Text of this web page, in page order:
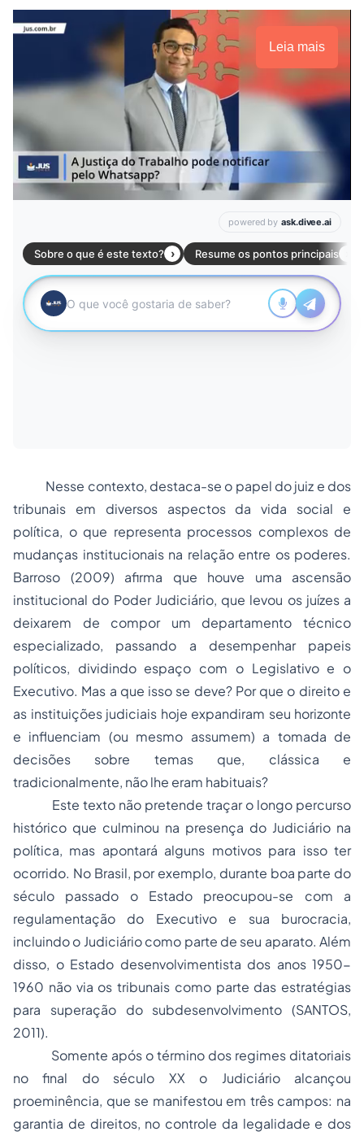
Leia mais
Nesse contexto, destaca-se o papel do juiz e dos
tribunais em diversos aspectos da vida social e
política, o que representa processos complexos de
mudanças institucionais na relação entre os poderes.
Barroso (2009) afirma que houve uma ascensão
institucional do Poder Judiciário, que levou os juízes a
deixarem de compor um departamento técnico
especializado, passando a desempenhar papeis
políticos, dividindo espaço com o Legislativo e o
Executivo. Mas a que isso se deve? Por que o direito e
as instituições judiciais hoje expandiram seu horizonte
e influenciam (ou mesmo assumem) a tomada de
decisões sobre temas que, clássica e
tradicionalmente, não lhe eram habituais?
Este texto não pretende traçar o longo percurso
histórico que culminou na presença do Judiciário na
política, mas apontará alguns motivos para isso ter
ocorrido. No Brasil, por exemplo, durante boa parte do
século passado o Estado preocupou-se com a
regulamentação do Executivo e sua burocracia,
incluindo o Judiciário como parte de seu aparato. Além
disso, o Estado desenvolvimentista dos anos 1950-
1960 não via os tribunais como parte das estratégias
para superação do subdesenvolvimento (SANTOS,
2011).
Somente após o término dos regimes ditatoriais
no final do século XX o Judiciário alcançou
proeminência, que se manifestou em três campos: na
garantia de direitos, no controle da legalidade e dos